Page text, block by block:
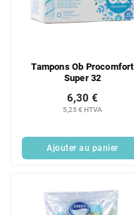
Tampons Ob Procomfort
Super 32
5,25 € HTVA
6,30 €
Ajouter au panier